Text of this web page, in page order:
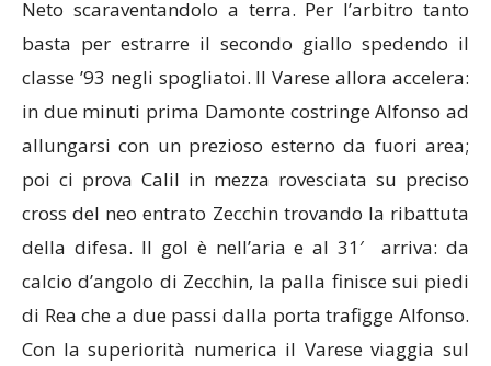
Neto scaraventandolo a terra. Per l’arbitro tanto
basta per estrarre il secondo giallo spedendo il
classe ’93 negli spogliatoi. Il Varese allora accelera:
in due minuti prima Damonte costringe Alfonso ad
allungarsi con un prezioso esterno da fuori area;
poi ci prova Calil in mezza rovesciata su preciso
cross del neo entrato Zecchin trovando la ribattuta
della difesa. Il gol è nell’aria e al 31′ arriva: da
calcio d’angolo di Zecchin, la palla finisce sui piedi
di Rea che a due passi dalla porta trafigge Alfonso.
Con la superiorità numerica il Varese viaggia sul